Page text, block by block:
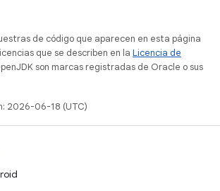
de código que aparecen en esta página
que se describen en la Licencia de
son marcas registradas de Oracle o sus
2026-06-18 (UTC)